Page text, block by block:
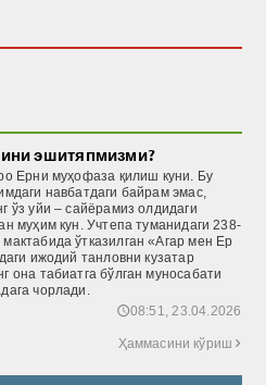
эшитяпмизми?
Ерни муҳофаза қилиш куни. Бу
навбатдаги байрам эмас,
ўз уйи – сайёрамиз олдидаги
муҳим кун. Учтепа туманидаги 238-
ўтказилган «Агар мен Ер
ижодий танловни кузатар
она табиатга бўлган муносабати
чорлади.
🕔08:51, 23.04.2026
Ҳаммасини кўриш